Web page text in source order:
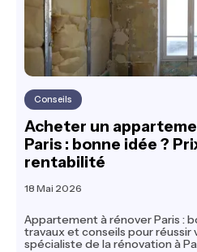
Conseils
Acheter un
Paris : bonne idée ?
rentabilité
18 Mai 2026
Appartement à rénover Paris :
travaux et conseils pour réussir
spécialiste de la rénovation à